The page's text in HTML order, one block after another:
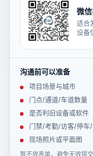
微
适合
设备
沟通前可以准备
项目场景与城市
门点/通道/车道数量
是否利旧设备或软件
门禁/考勤/访客/停车
现场照片或平面图
暂不放表单，避免无效提